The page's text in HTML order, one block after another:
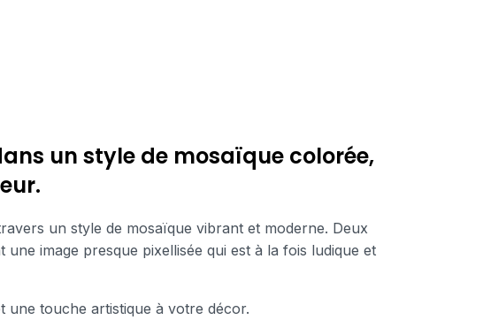
un style de mosaïque colorée,
un style de mosaïque vibrant et moderne. Deux
image presque pixellisée qui est à la fois ludique et
une touche artistique à votre décor.